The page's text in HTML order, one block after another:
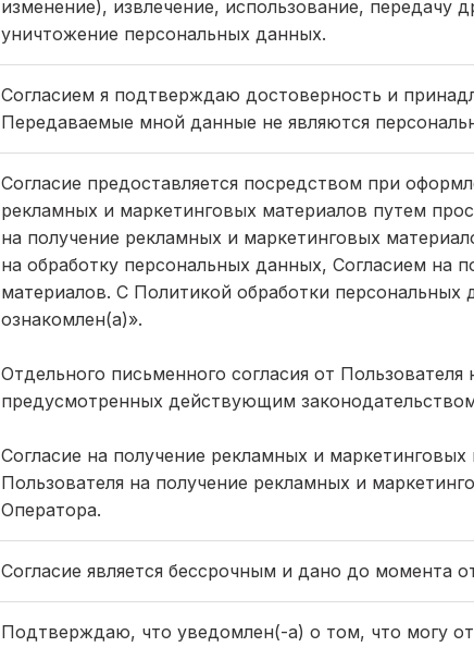
изменение), извлечение, использование, передачу
уничтожение персональных данных.
Согласием я подтверждаю достоверность и
Передаваемые мной данные не являются
Согласие предоставляется посредством при
рекламных и маркетинговых материалов путем
на получение рекламных и маркетинговых
на обработку персональных данных, Согласием на
материалов. С Политикой обработки
ознакомлен(а)».
Отдельного письменного согласия от
предусмотренных действующим
Согласие на получение рекламных и
Пользователя на получение рекламных и
Оператора.
Согласие является бессрочным и дано до момента
Подтверждаю, что уведомлен(-а) о том, что могу